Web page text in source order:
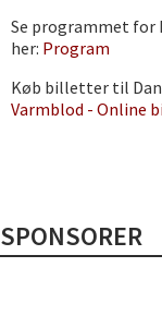
Se programmet for
her: Program
Køb billetter til
Varmblod - Online
SPONSORER